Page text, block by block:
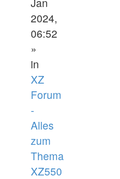
2024,
06:52
»
in
XZ
Forum
-
Alles
zum
Thema
XZ550